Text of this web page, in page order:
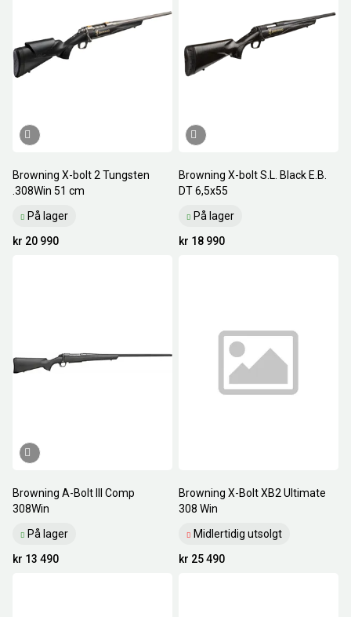
Browning X-bolt 2 Tungsten
.308Win 51 cm
På lager
kr 20 990
Browning X-bolt S.L. Black E.B.
DT 6,5x55
På lager
kr 18 990
Browning A-Bolt III Comp
308Win
På lager
kr 13 490
Browning X-Bolt XB2 Ultimate
308 Win
Midlertidig utsolgt
kr 25 490